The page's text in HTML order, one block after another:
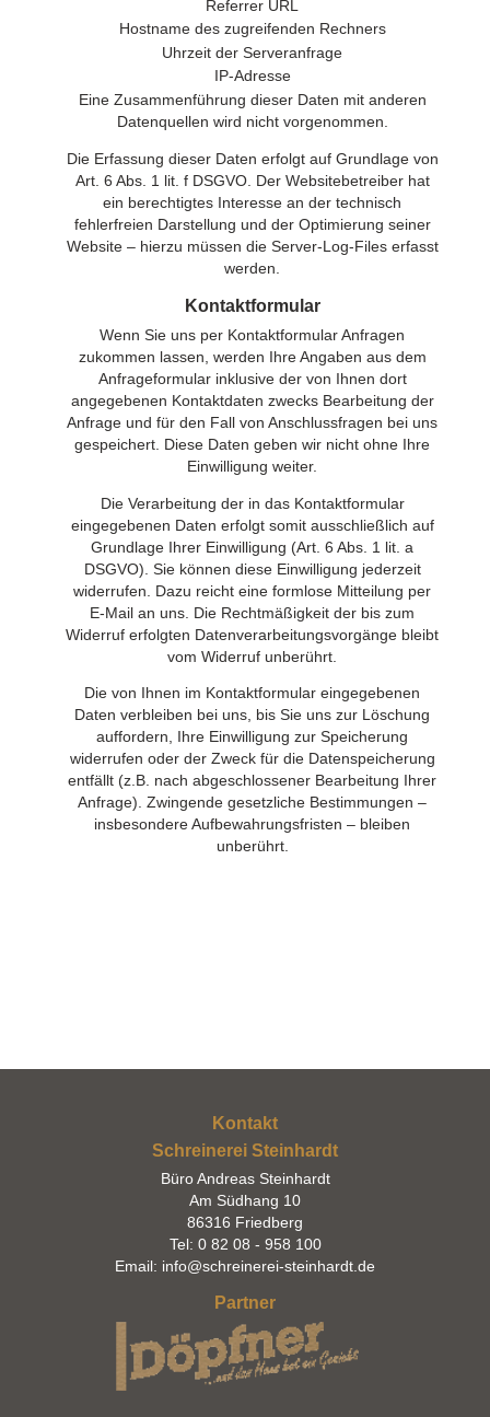
Referrer URL
Hostname des zugreifenden Rechners
Uhrzeit der Serveranfrage
IP-Adresse
Eine Zusammenführung dieser Daten mit anderen
Datenquellen wird nicht vorgenommen.
Die Erfassung dieser Daten erfolgt auf Grundlage von
Art. 6 Abs. 1 lit. f DSGVO. Der Websitebetreiber hat
ein berechtigtes Interesse an der technisch
fehlerfreien Darstellung und der Optimierung seiner
Website – hierzu müssen die Server-Log-Files erfasst
werden.
Kontaktformular
Wenn Sie uns per Kontaktformular Anfragen
zukommen lassen, werden Ihre Angaben aus dem
Anfrageformular inklusive der von Ihnen dort
angegebenen Kontaktdaten zwecks Bearbeitung der
Anfrage und für den Fall von Anschlussfragen bei uns
gespeichert. Diese Daten geben wir nicht ohne Ihre
Einwilligung weiter.
Die Verarbeitung der in das Kontaktformular
eingegebenen Daten erfolgt somit ausschließlich auf
Grundlage Ihrer Einwilligung (Art. 6 Abs. 1 lit. a
DSGVO). Sie können diese Einwilligung jederzeit
widerrufen. Dazu reicht eine formlose Mitteilung per
E-Mail an uns. Die Rechtmäßigkeit der bis zum
Widerruf erfolgten Datenverarbeitungsvorgänge bleibt
vom Widerruf unberührt.
Die von Ihnen im Kontaktformular eingegebenen
Daten verbleiben bei uns, bis Sie uns zur Löschung
auffordern, Ihre Einwilligung zur Speicherung
widerrufen oder der Zweck für die Datenspeicherung
entfällt (z.B. nach abgeschlossener Bearbeitung Ihrer
Anfrage). Zwingende gesetzliche Bestimmungen –
insbesondere Aufbewahrungsfristen – bleiben
unberührt.
Kontakt
Schreinerei Steinhardt
Büro Andreas Steinhardt
Am Südhang 10
86316 Friedberg
Tel: 0 82 08 - 958 100
Email: info@schreinerei-steinhardt.de
Partner